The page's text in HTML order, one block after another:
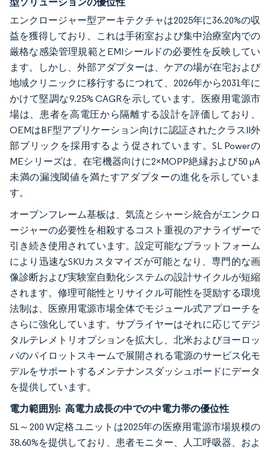
エンクロージャー型アーキテクチャは2025年に36.20%の収
益を獲得しており、これは手術室および集中治療室内での
厳格な感染管理規範とEMIシールドの必要性を反映してい
ます。しかし、外部アダプターは、ケアの場が在宅および
地域クリニックに移行するにつれて、2026年から2031年に
かけて堅調な9.25% CAGRを示しています。医療用電源市
場は、患者を高電圧から隔離する設計を評価しており、
OEMはBF型アプリケーション向けに認証されたクラスII外
部ブリックを採用するよう促されています。SL Powerの
MEシリーズは、在宅機器向けに2×MOPP絶縁および50 µA
未満の漏洩閾値を満たすアダプターの進化を示していま
す。
オープンフレーム基板は、気流とシャーシ統合がエンクロ
ージャーの必要性を相殺するコスト重視のアナライザーで
引き続き使用されています。設定可能なプラットフォーム
により迅速なSKUカスタマイズが可能となり、専門的な画
像診断および実験室自動化システムの設計サイクルが短縮
されます。修理可能性とリサイクル可能性を奨励する環境
法制は、医療用電源市場全体でモジュール式アプローチを
さらに強化しています。サプライヤーはそれに応じてデジ
タルテレメトリオプションを拡大し、北米およびヨーロッ
パのパイロットスキームで展開される電源のサービス化モ
デルをサポートするメンテナンスダッシュボードにデータ
を提供しています。
電力範囲別: 高電力成長の中での中電力帯の優位性
51～200 W定格ユニットは2025年の医療用電源市場規模の
38.60%を提供しており、患者モニター、人工呼吸器、およ